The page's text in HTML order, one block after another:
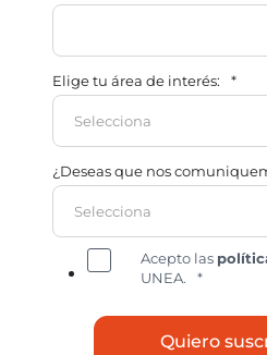
Elige tu área de interés: *
¿Deseas que nos
Acepto las
UNEA.
*